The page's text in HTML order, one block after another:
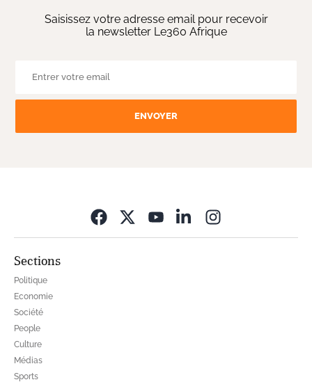
Saisissez votre adresse email pour recevoir
la newsletter Le360 Afrique
ENVOYER
Sections
Politique
Economie
Société
People
Culture
Médias
Sports